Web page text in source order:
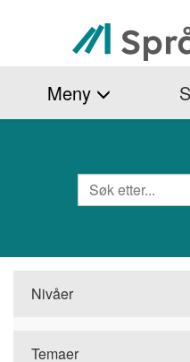
hovedinnhold
Meny
Søk
Nivåer
Temaer